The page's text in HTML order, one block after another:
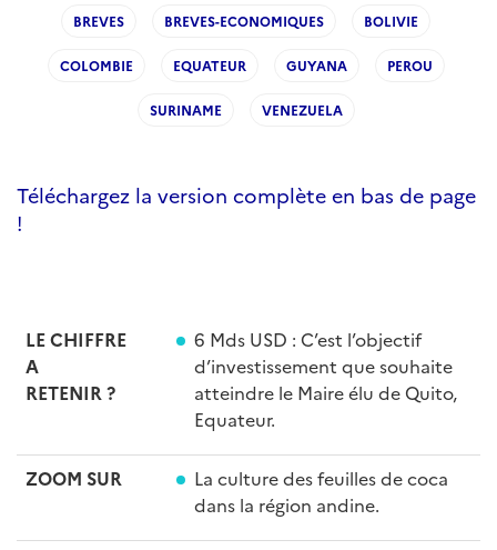
BREVES BREVES-ECONOMIQUES BOLIVIE
COLOMBIE EQUATEUR GUYANA PEROU
SURINAME VENEZUELA
Téléchargez la version complète en bas de page
!
LE CHIFFRE
A
RETENIR ?
6 Mds USD : C’est l’objectif
d’investissement que souhaite
atteindre le Maire élu de Quito,
Equateur.
ZOOM SUR
La culture des feuilles de coca
dans la région andine.